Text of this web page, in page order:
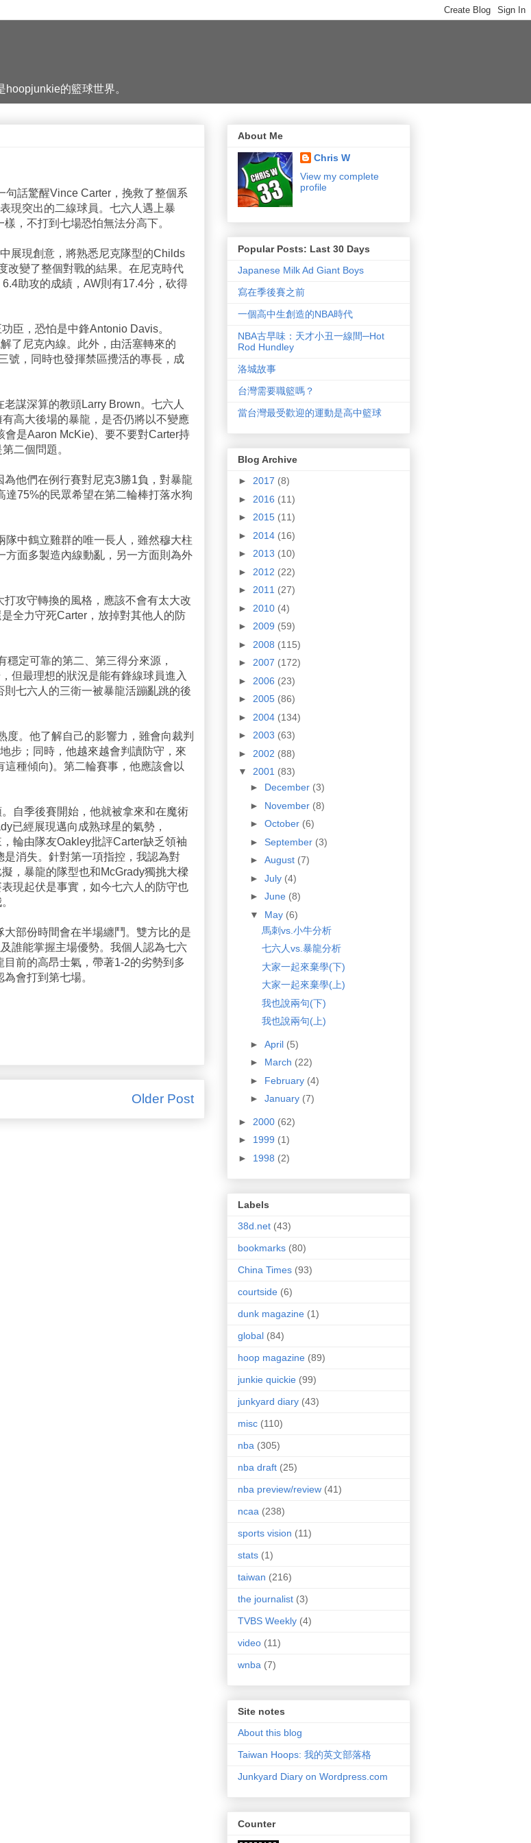
的籃球世界。
話驚醒Vince Carter，挽救了整個系
現突出的二線球員。七六人遇上暴
，不打到七場恐怕無法分高下。
展現創意，將熟悉尼克隊型的Childs
改變了整個對戰的結果。在尼克時代
助攻的成績，AW則有17.4分，砍得
臣，恐怕是中鋒Antonio Davis。
了尼克內線。此外，由活塞轉來的
號，同時也發揮禁區攪活的專長，成
謀深算的教頭Larry Brown。七六人
高大後場的暴龍，是否仍將以不變應
是Aaron McKie)、要不要對Carter持
二個問題。
他們在例行賽對尼克3勝1負，對暴龍
75%的民眾希望在第二輪棒打落水狗
中鶴立雞群的唯一長人，雖然穆大柱
方面多製造內線動亂，另一方面則為外
攻守轉換的風格，應該不會有太大改
全力守死Carter，放掉對其他人的防
定可靠的第二、第三得分來源，
但最理想的狀況是能有鋒線球員進入
七六人的三衛一被暴龍活蹦亂跳的後
度。他了解自己的影響力，雖會向裁判
步；同時，他越來越會判讀防守，來
種傾向)。第二輪賽事，他應該會以
自季後賽開始，他就被拿來和在魔術
已經展現邁向成熟球星的氣勢，
輪由隊友Oakley批評Carter缺乏領袖
消失。針對第一項指控，我認為對
，暴龍的隊型也和McGrady獨挑大樑
現起伏是事實，如今七六人的防守也
部份時間會在半場纏鬥。雙方比的是
誰能掌握主場優勢。我個人認為七六
前的高昂士氣，帶著1-2的劣勢到多
會打到第七場。
Older Post
About Me
Chris W
View my complete
profile
Popular Posts: Last 30 Days
Japanese Milk Ad Giant Boys
寫在季後賽之前
一個高中生創造的NBA時代
NBA古早味：天才小丑一線間─Hot
Rod Hundley
洛城故事
台灣需要職籃嗎？
當台灣最受歡迎的運動是高中籃球
Blog Archive
► 2017 (8)
► 2016 (11)
► 2015 (11)
► 2014 (16)
► 2013 (10)
► 2012 (22)
► 2011 (27)
► 2010 (4)
► 2009 (59)
► 2008 (115)
► 2007 (172)
► 2006 (23)
► 2005 (86)
► 2004 (134)
► 2003 (63)
► 2002 (88)
▼ 2001 (83)
► December (3)
► November (8)
► October (6)
► September (3)
► August (7)
► July (4)
► June (8)
▼ May (6)
馬刺vs.小牛分析
七六人vs.暴龍分析
大家一起來棄學(下)
大家一起來棄學(上)
我也說兩句(下)
我也說兩句(上)
► April (5)
► March (22)
► February (4)
► January (7)
► 2000 (62)
► 1999 (1)
► 1998 (2)
Labels
38d.net (43)
bookmarks (80)
China Times (93)
courtside (6)
dunk magazine (1)
global (84)
hoop magazine (89)
junkie quickie (99)
junkyard diary (43)
misc (110)
nba (305)
nba draft (25)
nba preview/review (41)
ncaa (238)
sports vision (11)
stats (1)
taiwan (216)
the journalist (3)
TVBS Weekly (4)
video (11)
wnba (7)
Site notes
About this blog
Taiwan Hoops: 我的英文部落格
Junkyard Diary on Wordpress.com
Counter